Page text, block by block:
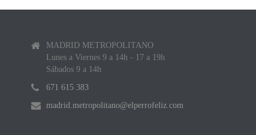
MADRID METROPOLITANO
Lunes a Viernes 9 a 14h - 17 a 19h
Sábados 9 a 14h
671 615 383
madrid.metropolitano@elperrofeliz.com